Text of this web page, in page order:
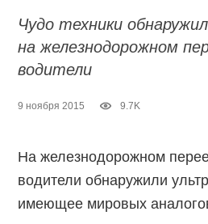
Чудо техники
на железнодорожном
водители
9 ноября 2015 9.7K
На железнодорожном
водители обнаружили
имеющее мировых